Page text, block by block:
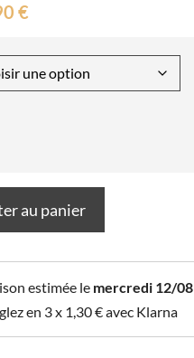
€
au panier
estimée le mercredi 12/08
en 3 x 1,30€avec Klarna